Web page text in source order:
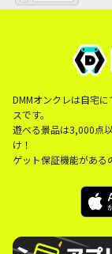
DMMオンクレは自宅
スです。
遊べる景品は3,000点
け！
ゲット保証機能がある